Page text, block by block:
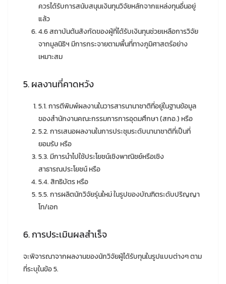
ควรได้รับการสนับสนุนเงินทุนวิจัยหลักจากแหล่งทุนอื่นอยู่
แล้ว
4.6 สถาบันต้นสังกัดของผู้ที่ได้รับเงินทุนช่วยเหลือการวิจัย
จากมูลนิธิฯ มีการกระจายตามพื้นที่ทางภูมิศาสตร์อย่าง
เหมาะสม
5. ผลงานที่คาดหวัง
5.1. การตีพิมพ์ผลงานในวารสารนานาชาติที่อยู่ในฐานข้อมูล
ของสำนักงานคณะกรรมการการอุดมศึกษา (สกอ.) หรือ
5.2. การเสนอผลงานในการประชุมระดับนานาชาติที่เป็นที่
ยอมรับ หรือ
5.3. มีการนำไปใช้ประโยชน์เชิงพาณิชย์หรือเชิง
สาธารณประโยชน์ หรือ
5.4. สิทธิบัตร หรือ
5.5. การผลิตนักวิจัยรุ่นใหม่ ในรูปของบัณฑิตระดับปริญญา
โท/เอก
6. การประเมินผลสำเร็จ
จะพิจารณาจากผลงานของนักวิจัยผู้ได้รับทุนในรูปแบบต่างๆ ตาม
ที่ระบุในข้อ 5.